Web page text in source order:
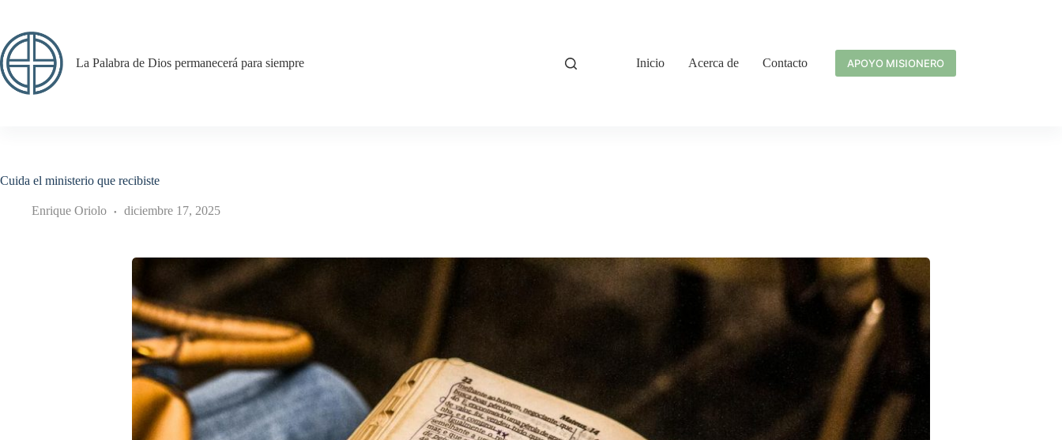
contenido
La Palabra de Dios permanecerá para siempre Inicio Acerca de Contacto APOYO MISIONERO
Cuida el ministerio que recibiste
Enrique Oriolo diciembre 17, 2025